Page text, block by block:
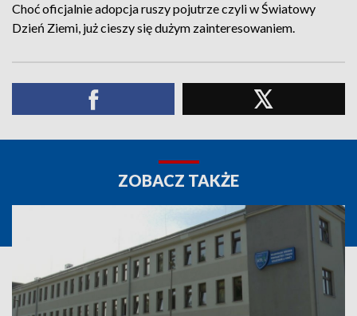
Choć oficjalnie adopcja ruszy pojutrze czyli w Światowy
Dzień Ziemi, już cieszy się dużym zainteresowaniem.
ZOBACZ TAKŻE